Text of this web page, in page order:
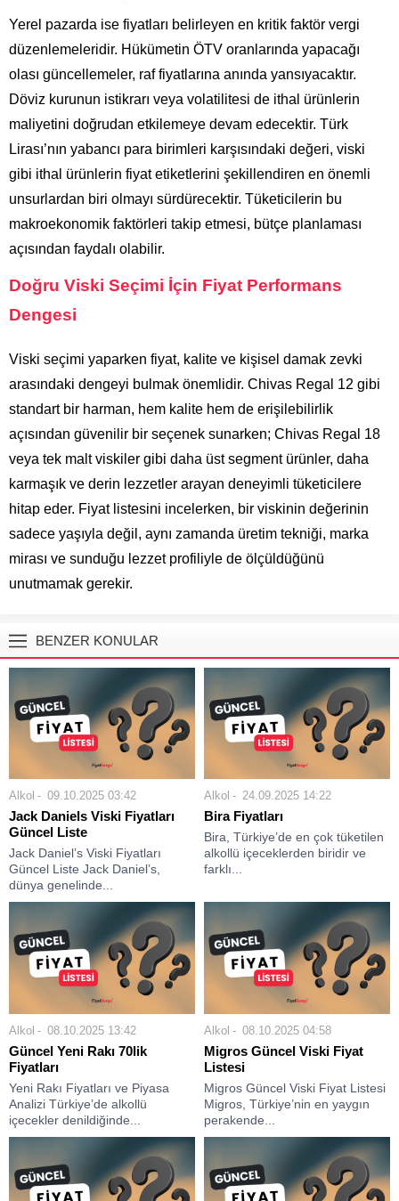
Yerel pazarda ise fiyatları belirleyen en kritik faktör vergi
düzenlemeleridir. Hükümetin ÖTV oranlarında yapacağı
olası güncellemeler, raf fiyatlarına anında yansıyacaktır.
Döviz kurunun istikrarı veya volatilitesi de ithal ürünlerin
maliyetini doğrudan etkilemeye devam edecektir. Türk
Lirası’nın yabancı para birimleri karşısındaki değeri, viski
gibi ithal ürünlerin fiyat etiketlerini şekillendiren en önemli
unsurlardan biri olmayı sürdürecektir. Tüketicilerin bu
makroekonomik faktörleri takip etmesi, bütçe planlaması
açısından faydalı olabilir.
Doğru Viski Seçimi İçin Fiyat Performans
Dengesi
Viski seçimi yaparken fiyat, kalite ve kişisel damak zevki
arasındaki dengeyi bulmak önemlidir. Chivas Regal 12 gibi
standart bir harman, hem kalite hem de erişilebilirlik
açısından güvenilir bir seçenek sunarken; Chivas Regal 18
veya tek malt viskiler gibi daha üst segment ürünler, daha
karmaşık ve derin lezzetler arayan deneyimli tüketicilere
hitap eder. Fiyat listesini incelerken, bir viskinin değerinin
sadece yaşıyla değil, aynı zamanda üretim tekniği, marka
mirası ve sunduğu lezzet profiliyle de ölçüldüğünü
unutmamak gerekir.
BENZER KONULAR
Alkol 09.10.2025 03:42
Jack Daniels Viski Fiyatları
Güncel Liste
Jack Daniel’s Viski Fiyatları
Güncel Liste Jack Daniel’s,
dünya genelinde...
Alkol 24.09.2025 14:22
Bira Fiyatları
Bira, Türkiye’de en çok tüketilen
alkollü içeceklerden biridir ve
farklı...
Alkol 08.10.2025 13:42
Güncel Yeni Rakı 70lik
Fiyatları
Yeni Rakı Fiyatları ve Piyasa
Analizi Türkiye’de alkollü
içecekler denildiğinde...
Alkol 08.10.2025 04:58
Migros Güncel Viski Fiyat
Listesi
Migros Güncel Viski Fiyat Listesi
Migros, Türkiye’nin en yaygın
perakende...